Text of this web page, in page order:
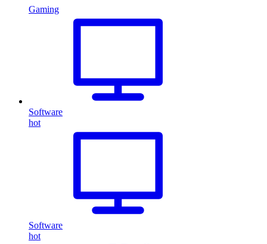
Gaming
Software
hot
Software
hot